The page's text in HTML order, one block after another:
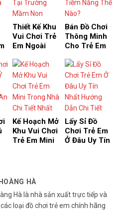
Thiết Kế Khu
Vui Chơi Trẻ
Em Ngoài
Trường Mầm
Non
Bán Đồ Chơi
Thông Minh
Cho Trẻ Em
Thế Nào?
Kế Hoạch Mở
Khu Vui Chơi
Trẻ Em Mini
Lấy Sỉ Đồ
Chơi Trẻ Em
Ở Đâu Uy Tín
HÀ
Hà là nhà sản xuất trực tiếp và
loại đồ chơi trẻ em chính hãng